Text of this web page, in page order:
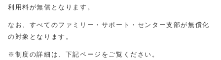
利用料が無償となります。
なお、すべてのファミリー・サポート・センター支部が無償化
の対象となります。
※制度の詳細は、下記ページをご覧ください。